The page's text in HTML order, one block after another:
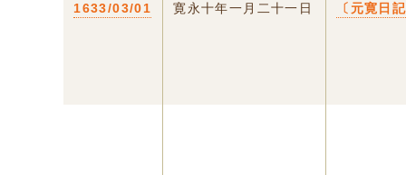
1633/03/01 寛永十年一月二十一日 〔元寛日